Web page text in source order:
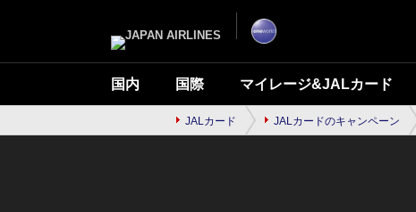
ョ
キ
プ
国内 国際 マイレージ&JALカード
JALカード JALカードのキャンペーン